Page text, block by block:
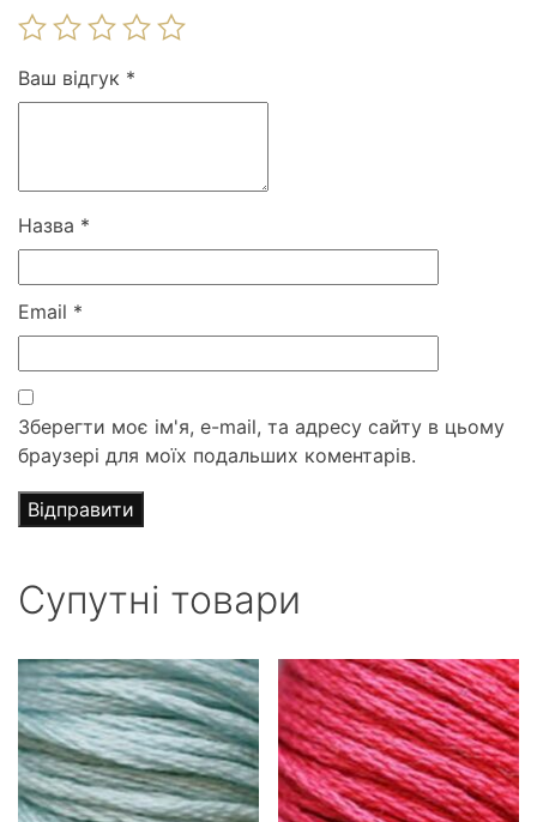
Ваш відгук *
Назва *
Email *
Зберегти моє ім'я, e-mail, та адресу сайту в цьому
браузері для моїх подальших коментарів.
Супутні товари